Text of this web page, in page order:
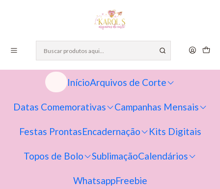
InícioArquivos de Corte
Datas Comemorativas Campanhas Mensais
Festas ProntasEncadernação Kits Digitais
Topos de Bolo SublimaçãoCalendários
WhatsappFreebie